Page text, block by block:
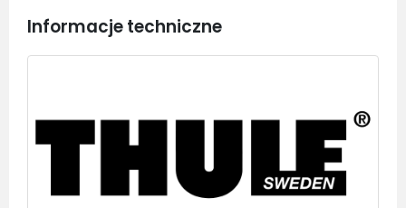
Informacje techniczne